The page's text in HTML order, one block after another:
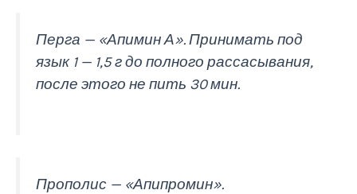
Перга — «Апимин А». Принимать под
язык 1 — 1,5 г до полного рассасывания,
после этого не пить 30 мин.
Прополис — «Апипромин».